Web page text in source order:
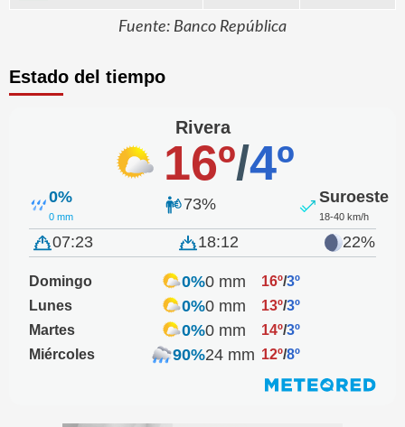
Fuente: Banco República
Estado del tiempo
Rivera
16º/4º
0%
0 mm
73% Suroeste
18-40 km/h
07:23 18:12 22%
Domingo 0%0 mm 16º/3º
Lunes
0%0 mm 13º/3º
Martes
0%0 mm 14º/3º
Miércoles
90%24 mm 12º/8º